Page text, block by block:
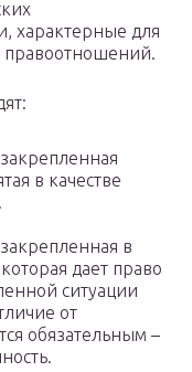
характерные для
правоотношений.
в качестве
в
дает право
ситуации
от
обязательным –